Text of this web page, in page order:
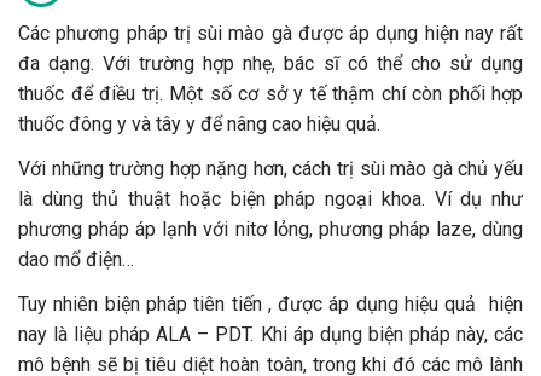
Các phương pháp trị sùi mào gà được áp dụng hiện nay rất
đa dạng. Với trường hợp nhẹ, bác sĩ có thể cho sử dụng
thuốc để điều trị. Một số cơ sở y tế thậm chí còn phối hợp
thuốc đông y và tây y để nâng cao hiệu quả.
Với những trường hợp nặng hơn, cách trị sùi mào gà chủ yếu
là dùng thủ thuật hoặc biện pháp ngoại khoa. Ví dụ như
phương pháp áp lạnh với nitơ lỏng, phương pháp laze, dùng
dao mổ điện…
Tuy nhiên biện pháp tiên tiến , được áp dụng hiệu quả hiện
nay là liệu pháp ALA – PDT. Khi áp dụng biện pháp này, các
mô bệnh sẽ bị tiêu diệt hoàn toàn, trong khi đó các mô lành